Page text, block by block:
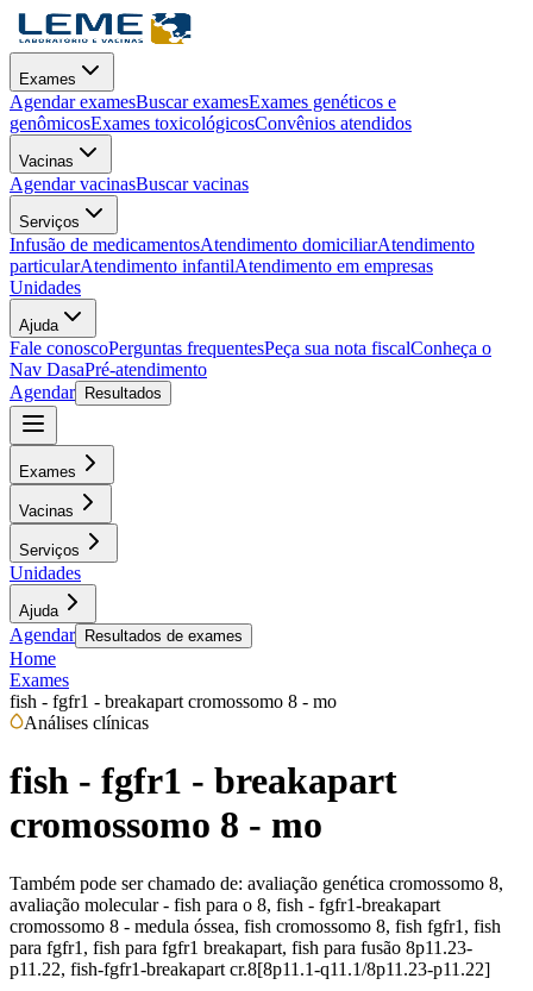
Exames
Agendar examesBuscar examesExames genéticos e
genômicosExames toxicológicosConvênios atendidos
Vacinas
Agendar vacinasBuscar vacinas
Serviços
Infusão de medicamentosAtendimento domiciliarAtendimento
particularAtendimento infantilAtendimento em empresas
Unidades
Ajuda
Fale conoscoPerguntas frequentesPeça sua nota fiscalConheça o
Nav DasaPré-atendimento
Agendar
Resultados
Exames
Vacinas
Serviços
Unidades
Ajuda
Agendar Resultados de exames
Home
Exames
fish - fgfr1 - breakapart cromossomo 8 - mo
Análises clínicas
fish - fgfr1 - breakapart
cromossomo 8 - mo
Também pode ser chamado de: avaliação genética cromossomo 8,
avaliação molecular - fish para o 8, fish - fgfr1-breakapart
cromossomo 8 - medula óssea, fish cromossomo 8, fish fgfr1, fish
para fgfr1, fish para fgfr1 breakapart, fish para fusão 8p11.23-
p11.22, fish-fgfr1-breakapart cr.8[8p11.1-q11.1/8p11.23-p11.22]